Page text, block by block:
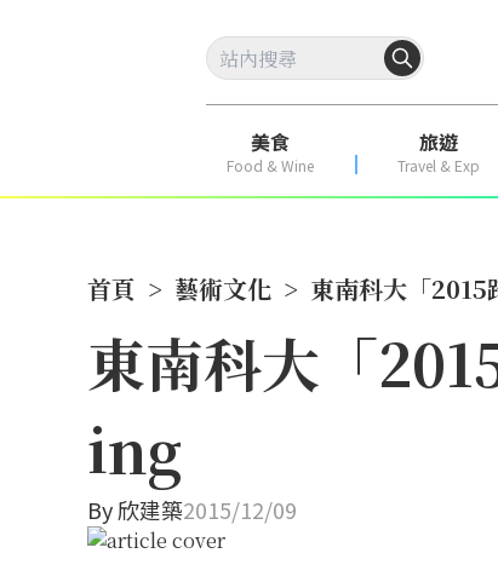
美食
Food & Wine
旅遊
Travel & Exp
首頁 > 藝術文化 > 東南科大「
東南科大「
ing
By欣建築2015/12/09